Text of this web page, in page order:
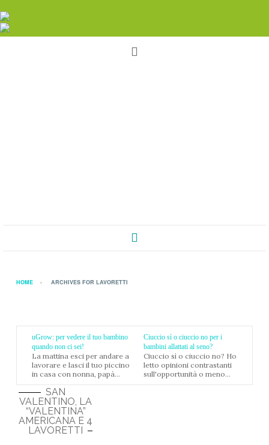
HOME ARCHIVES FOR LAVORETTI
uGrow: per vedere il tuo bambino
quando non ci sei!
La mattina esci per andare a
lavorare e lasci il tuo piccino
in casa con nonna, papà...
Ciuccio sì o ciuccio no per i
bambini allattati al seno?
Ciuccio sì o ciuccio no? Ho
letto opinioni contrastanti
sull'opportunità o meno...
SAN
VALENTINO, LA
“VALENTINA”
AMERICANA E 4
LAVORETTI